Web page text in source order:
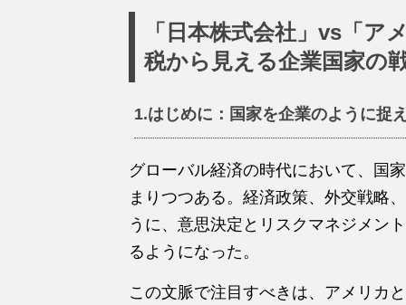
「日本株式会社」vs「ア
税から見える企業国家の
1.はじめに：国家を企業のように捉
グローバル経済の時代において、国
まりつつある。経済政策、外交戦略
うに、意思決定とリスクマネジメン
るようになった。
この文脈で注目すべきは、アメリカ